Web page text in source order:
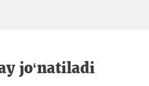
jo‘natiladi